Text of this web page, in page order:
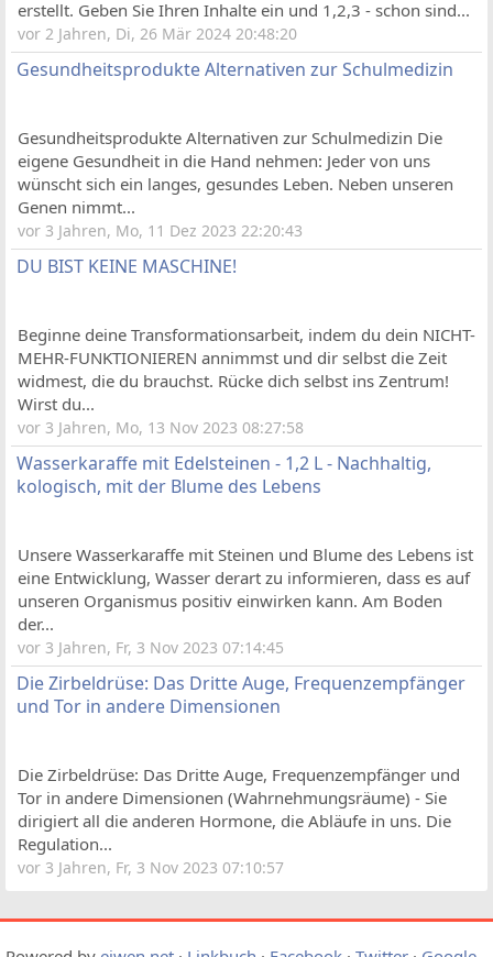
erstellt. Geben Sie Ihren Inhalte ein und 1,2,3 - schon sind...
vor 2 Jahren, Di, 26 Mär 2024 20:48:20
Gesundheitsprodukte Alternativen zur Schulmedizin
Gesundheitsprodukte Alternativen zur Schulmedizin Die
eigene Gesundheit in die Hand nehmen: Jeder von uns
wünscht sich ein langes, gesundes Leben. Neben unseren
Genen nimmt...
vor 3 Jahren, Mo, 11 Dez 2023 22:20:43
DU BIST KEINE MASCHINE!
Beginne deine Transformationsarbeit, indem du dein NICHT-
MEHR-FUNKTIONIEREN annimmst und dir selbst die Zeit
widmest, die du brauchst. Rücke dich selbst ins Zentrum!
Wirst du...
vor 3 Jahren, Mo, 13 Nov 2023 08:27:58
Wasserkaraffe mit Edelsteinen - 1,2 L - Nachhaltig,
kologisch, mit der Blume des Lebens
Unsere Wasserkaraffe mit Steinen und Blume des Lebens ist
eine Entwicklung, Wasser derart zu informieren, dass es auf
unseren Organismus positiv einwirken kann. Am Boden
der...
vor 3 Jahren, Fr, 3 Nov 2023 07:14:45
Die Zirbeldrüse: Das Dritte Auge, Frequenzempfänger
und Tor in andere Dimensionen
Die Zirbeldrüse: Das Dritte Auge, Frequenzempfänger und
Tor in andere Dimensionen (Wahrnehmungsräume) - Sie
dirigiert all die anderen Hormone, die Abläufe in uns. Die
Regulation...
vor 3 Jahren, Fr, 3 Nov 2023 07:10:57